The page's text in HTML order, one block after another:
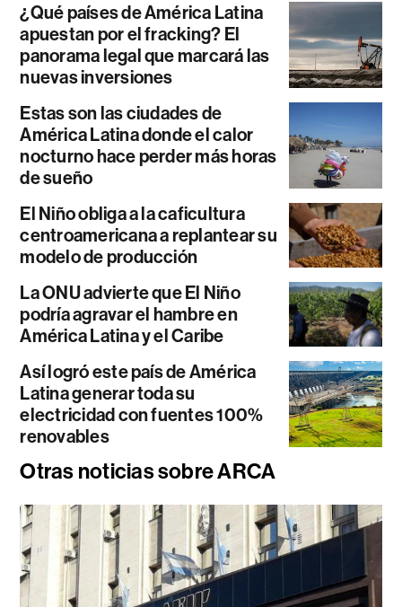
¿Qué países de América Latina
apuestan por el fracking? El
panorama legal que marcará las
nuevas inversiones
Estas son las ciudades de
América Latina donde el calor
nocturno hace perder más horas
de sueño
El Niño obliga a la caficultura
centroamericana a replantear su
modelo de producción
La ONU advierte que El Niño
podría agravar el hambre en
América Latina y el Caribe
Así logró este país de América
Latina generar toda su
electricidad con fuentes 100%
renovables
Otras noticias sobre ARCA